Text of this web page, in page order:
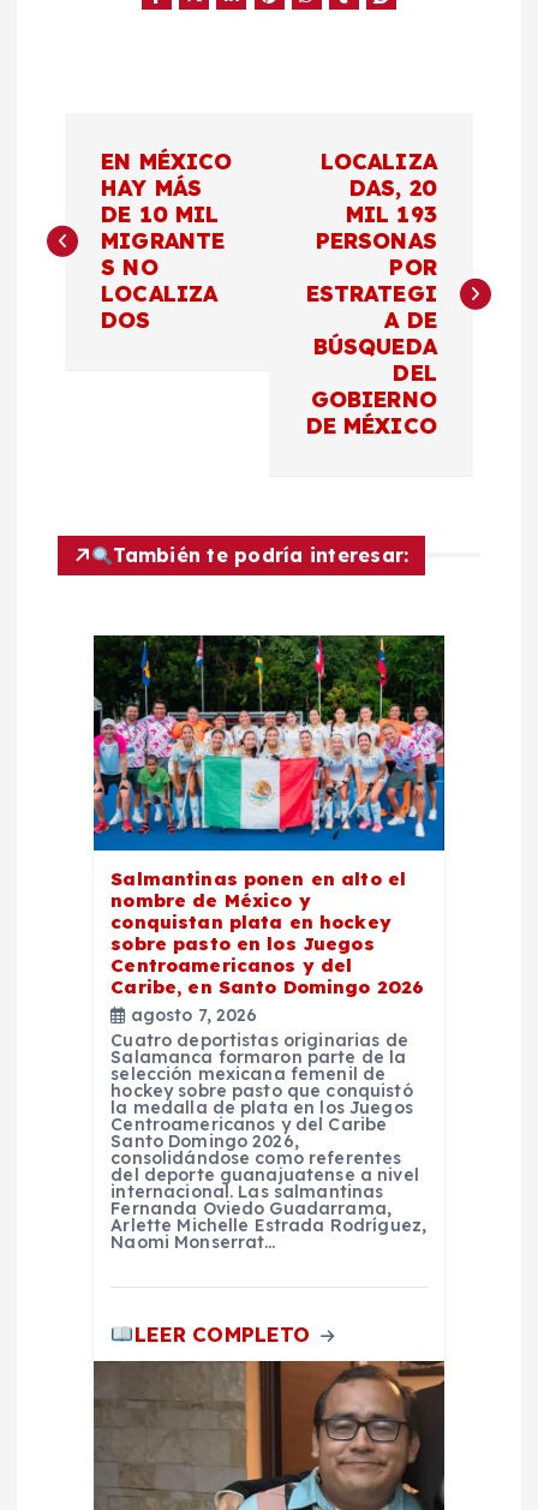
v
EN MÉXICO
HAY MÁS
DE 10 MIL
MIGRANTE
S NO
LOCALIZA
DOS
LOCALIZA
DAS, 20
MIL 193
PERSONAS
POR
ESTRATEGI
A DE
BÚSQUEDA
DEL
GOBIERNO
DE MÉXICO
También te podría interesar:
Salmantinas ponen en alto el
nombre de México y
conquistan plata en hockey
sobre pasto en los Juegos
Centroamericanos y del
Caribe, en Santo Domingo 2026
agosto 7, 2026
Cuatro deportistas originarias de
Salamanca formaron parte de la
selección mexicana femenil de
hockey sobre pasto que conquistó
la medalla de plata en los Juegos
Centroamericanos y del Caribe
Santo Domingo 2026,
consolidándose como referentes
del deporte guanajuatense a nivel
internacional. Las salmantinas
Fernanda Oviedo Guadarrama,
Arlette Michelle Estrada Rodríguez,
Naomi Monserrat…
LEER COMPLETO